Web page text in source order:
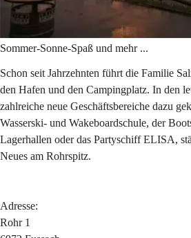
Sommer-Sonne-Spaß und mehr ...
Schon seit Jahrzehnten führt die Familie
den Hafen und den Campingplatz. In den
zahlreiche neue Geschäftsbereiche dazu
Wasserski- und Wakeboardschule, der
Lagerhallen oder das Partyschiff ELISA,
Neues am Rohrspitz.
Adresse:
Rohr 1